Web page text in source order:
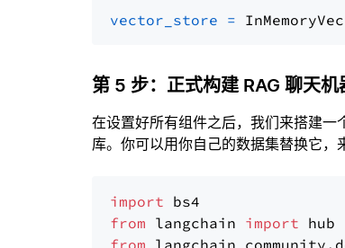
vector_store =
第 5 步：正式构建 RAG 聊天机
在设置好所有组件之后，我们来搭建一
库。你可以用你自己的数据集替换它，
import
from langchain import
from